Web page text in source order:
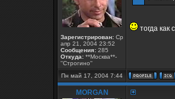
Зарегистрирован: Ср
апр 21, 2004 23:52
Сообщения: 285
Откуда: **Москва**-
''Строгино''
тогда как
Пн май 17, 2004 7:44
MORGAN